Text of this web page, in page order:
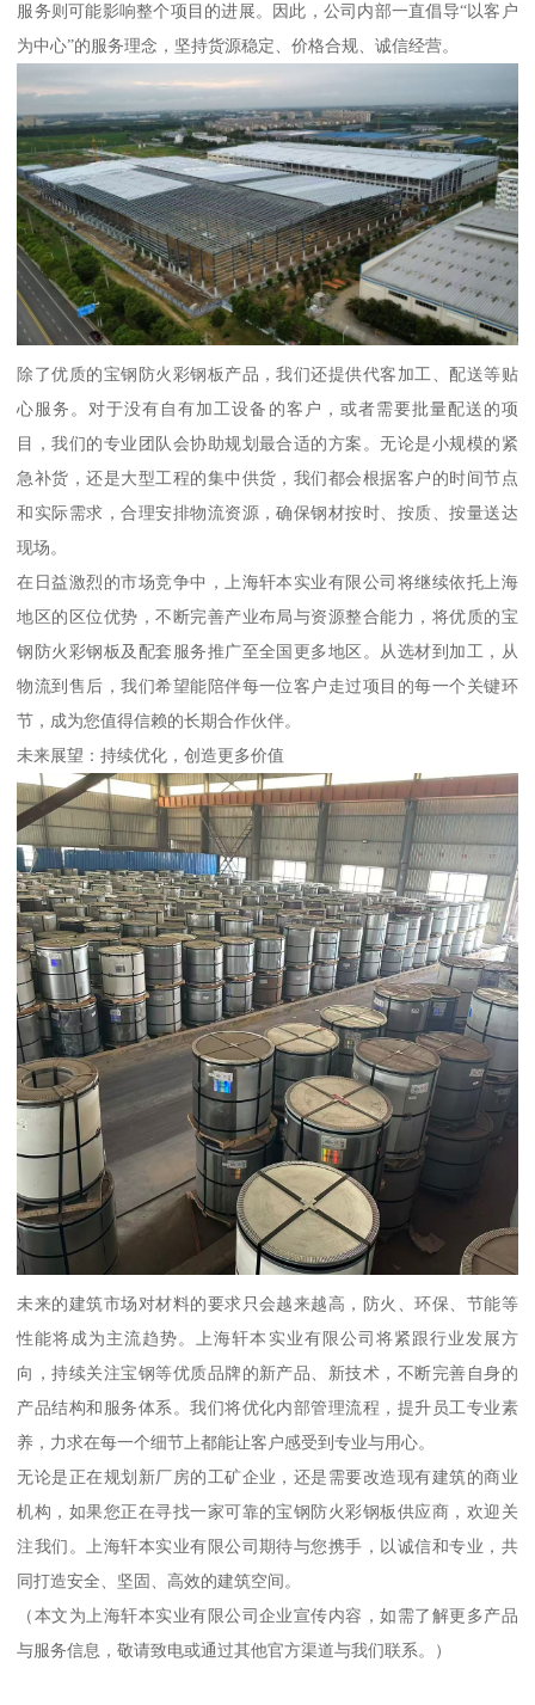
服务则可能影响整个项目的进展。因此，公司内部一直倡导“以客户
为中心”的服务理念，坚持货源稳定、价格合规、诚信经营。
除了优质的宝钢防火彩钢板产品，我们还提供代客加工、配送等贴
心服务。对于没有自有加工设备的客户，或者需要批量配送的项
目，我们的专业团队会协助规划最合适的方案。无论是小规模的紧
急补货，还是大型工程的集中供货，我们都会根据客户的时间节点
和实际需求，合理安排物流资源，确保钢材按时、按质、按量送达
现场。
在日益激烈的市场竞争中，上海轩本实业有限公司将继续依托上海
地区的区位优势，不断完善产业布局与资源整合能力，将优质的宝
钢防火彩钢板及配套服务推广至全国更多地区。从选材到加工，从
物流到售后，我们希望能陪伴每一位客户走过项目的每一个关键环
节，成为您值得信赖的长期合作伙伴。
未来展望：持续优化，创造更多价值
未来的建筑市场对材料的要求只会越来越高，防火、环保、节能等
性能将成为主流趋势。上海轩本实业有限公司将紧跟行业发展方
向，持续关注宝钢等优质品牌的新产品、新技术，不断完善自身的
产品结构和服务体系。我们将优化内部管理流程，提升员工专业素
养，力求在每一个细节上都能让客户感受到专业与用心。
无论是正在规划新厂房的工矿企业，还是需要改造现有建筑的商业
机构，如果您正在寻找一家可靠的宝钢防火彩钢板供应商，欢迎关
注我们。上海轩本实业有限公司期待与您携手，以诚信和专业，共
同打造安全、坚固、高效的建筑空间。
（本文为上海轩本实业有限公司企业宣传内容，如需了解更多产品
与服务信息，敬请致电或通过其他官方渠道与我们联系。）